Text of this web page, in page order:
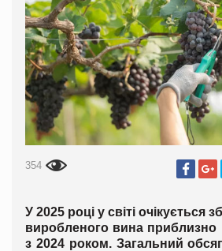
354
У 2025 році у світі очікується
виробленого вина приблизно
з 2024 роком. Загальний